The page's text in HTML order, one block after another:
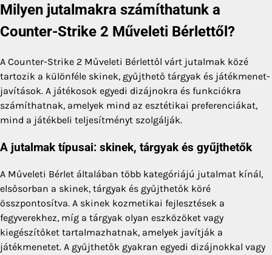
Milyen jutalmakra számíthatunk a
Counter-Strike 2 Műveleti Bérlettől?
A Counter-Strike 2 Műveleti Bérlettől várt jutalmak közé
tartozik a különféle skinek, gyűjthető tárgyak és játékmenet-
javítások. A játékosok egyedi dizájnokra és funkciókra
számíthatnak, amelyek mind az esztétikai preferenciákat,
mind a játékbeli teljesítményt szolgálják.
A jutalmak típusai: skinek, tárgyak és gyűjthetők
A Műveleti Bérlet általában több kategóriájú jutalmat kínál,
elsősorban a skinek, tárgyak és gyűjthetők köré
összpontosítva. A skinek kozmetikai fejlesztések a
fegyverekhez, míg a tárgyak olyan eszközöket vagy
kiegészítőket tartalmazhatnak, amelyek javítják a
játékmenetet. A gyűjthetők gyakran egyedi dizájnokkal vagy